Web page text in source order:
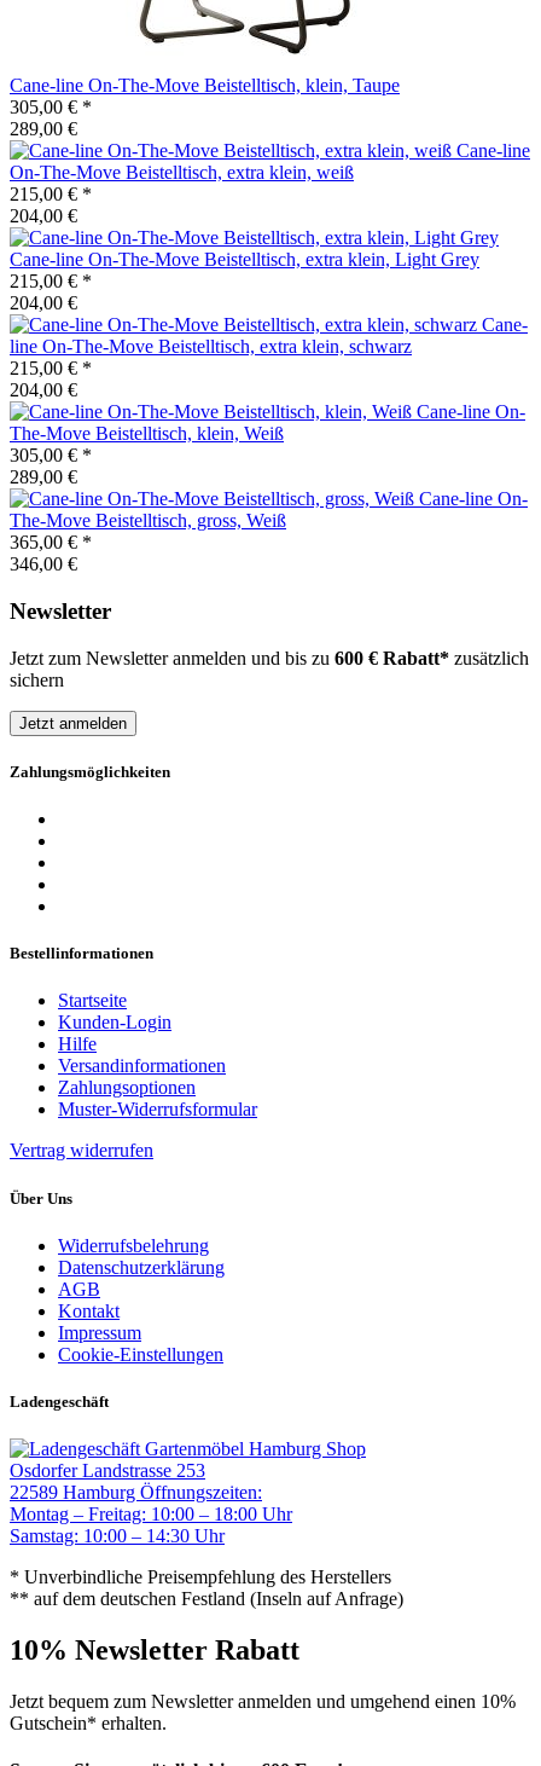
Cane-line On-The-Move Beistelltisch, klein, Taupe
305,00 € *
289,00 €
Cane-line
On-The-Move Beistelltisch, extra klein, weiß
215,00 € *
204,00 €
Cane-line On-The-Move Beistelltisch, extra klein, Light Grey
215,00 € *
204,00 €
Cane-
line On-The-Move Beistelltisch, extra klein, schwarz
215,00 € *
204,00 €
Cane-line On-
The-Move Beistelltisch, klein, Weiß
305,00 € *
289,00 €
Cane-line On-
The-Move Beistelltisch, gross, Weiß
365,00 € *
346,00 €
Newsletter
Jetzt zum Newsletter anmelden und bis zu 600 € Rabatt* zusätzlich
sichern
Jetzt anmelden
Zahlungsmöglichkeiten
Bestellinformationen
Startseite
Kunden-Login
Hilfe
Versandinformationen
Zahlungsoptionen
Muster-Widerrufsformular
Vertrag widerrufen
Über Uns
Widerrufsbelehrung
Datenschutzerklärung
AGB
Kontakt
Impressum
Cookie-Einstellungen
Ladengeschäft
Gartenmöbel Hamburg Shop
Osdorfer Landstrasse 253
22589 Hamburg Öffnungszeiten:
Montag – Freitag: 10:00 – 18:00 Uhr
Samstag: 10:00 – 14:30 Uhr
* Unverbindliche Preisempfehlung des Herstellers
** auf dem deutschen Festland (Inseln auf Anfrage)
10% Newsletter Rabatt
Jetzt bequem zum Newsletter anmelden und umgehend einen 10%
Gutschein* erhalten.